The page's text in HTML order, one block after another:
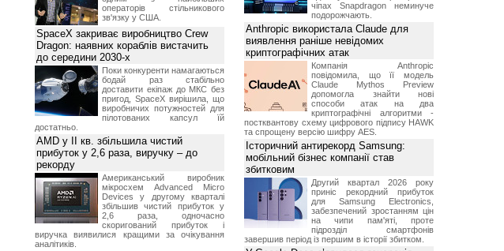
операторів стільникового
зв'язку у США.
SpaceX закриває виробництво Crew
Dragon: наявних кораблів вистачить
до середини 2030-х
Поки конкуренти намагаються
бодай раз стабільно
доставити екіпаж до МКС без
пригод, SpaceX вирішила, що
виробничих потужностей для
пілотованих капсул їй
достатньо.
AMD у II кв. збільшила чистий
прибуток у 2,6 раза, виручку – до
рекорду
Американський виробник
мікросхем Advanced Micro
Devices у другому кварталі
збільшив чистий прибуток у
2,6 раза, одночасно
скоригований прибуток і
виручка виявилися кращими за очікування
аналітиків.
чіпах Snapdragon неминуче
подорожчають.
Anthropic використала Claude для
виявлення раніше невідомих
криптографічних атак
Компанія Anthropic
повідомила, що її модель
Claude Mythos Preview
допомогла знайти нові
способи атак на два
криптографічні алгоритми -
постквантову схему цифрового підпису HAWK
та спрощену версію шифру AES.
Історичний антирекорд Samsung:
мобільний бізнес компанії став
збитковим
Другий квартал 2026 року
приніс рекордний прибуток
для Samsung Electronics,
забезпечений зростанням цін
на чипи пам'яті, проте
підрозділ смартфонів
завершив період із першим в історії збитком.